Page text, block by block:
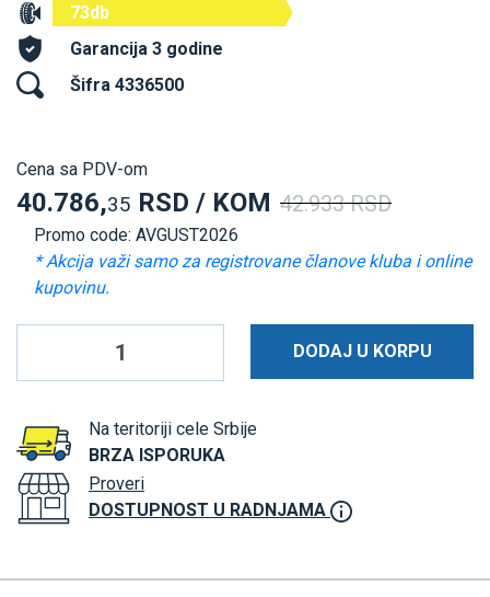
73db
Garancija 3 godine
Šifra 4336500
Cena sa PDV-om
40.786,35 RSD / KOM 42.933 RSD
Promo code: AVGUST2026
* Akcija važi samo za registrovane članove kluba i online
kupovinu.
DODAJ U KORPU
Na teritoriji cele Srbije
BRZA ISPORUKA
Proveri
DOSTUPNOST U RADNJAMA